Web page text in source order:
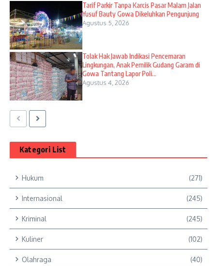
Tarif Parkir Tanpa Karcis Pasar Malam Jalan
Yusuf Bauty Gowa Dikeluhkan Pengunjung
Agustus 5, 2026
Tolak Hak Jawab Indikasi Pencemaran
Lingkungan, Anak Pemilik Gudang Garam di
Gowa Tantang Lapor Poli...
Agustus 4, 2026
Kategori List
Hukum (271)
Internasional (245)
Kriminal (245)
Kuliner (102)
Olahraga (40)